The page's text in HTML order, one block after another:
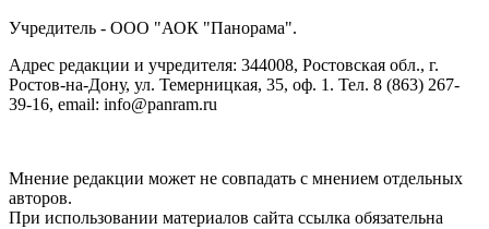
Учредитель - ООО "АОК "Панорама".
Адрес редакции и учредителя: 344008, Ростовская обл., г.
Ростов-на-Дону, ул. Темерницкая, 35, оф. 1. Тел. 8 (863) 267-
39-16, email: info@panram.ru
Мнение редакции может не совпадать с мнением отдельных
авторов.
При использовании материалов сайта ссылка обязательна